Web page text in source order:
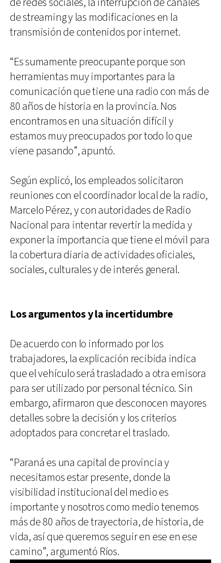
de streaming y las modificaciones en la
transmisión de contenidos por internet.
“Es sumamente preocupante porque son
herramientas muy importantes para la
comunicación que tiene una radio con más de
80 años de historia en la provincia. Nos
encontramos en una situación difícil y
estamos muy preocupados por todo lo que
viene pasando”, apuntó.
Según explicó, los empleados solicitaron
reuniones con el coordinador local de la radio,
Marcelo Pérez, y con autoridades de Radio
Nacional para intentar revertir la medida y
exponer la importancia que tiene el móvil para
la cobertura diaria de actividades oficiales,
sociales, culturales y de interés general.
Los argumentos y la incertidumbre
De acuerdo con lo informado por los
trabajadores, la explicación recibida indica
que el vehículo será trasladado a otra emisora
para ser utilizado por personal técnico. Sin
embargo, afirmaron que desconocen mayores
detalles sobre la decisión y los criterios
adoptados para concretar el traslado.
“Paraná es una capital de provincia y
necesitamos estar presente, donde la
visibilidad institucional del medio es
importante y nosotros como medio tenemos
más de 80 años de trayectoria, de historia, de
vida, así que queremos seguir en ese en ese
camino”, argumentó Ríos.